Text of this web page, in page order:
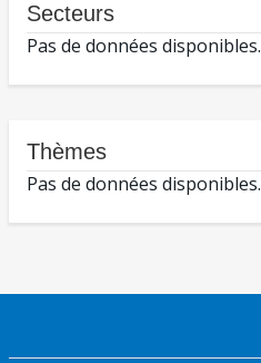
Secteurs
Pas de données disponibles.
Thèmes
Pas de données disponibles.